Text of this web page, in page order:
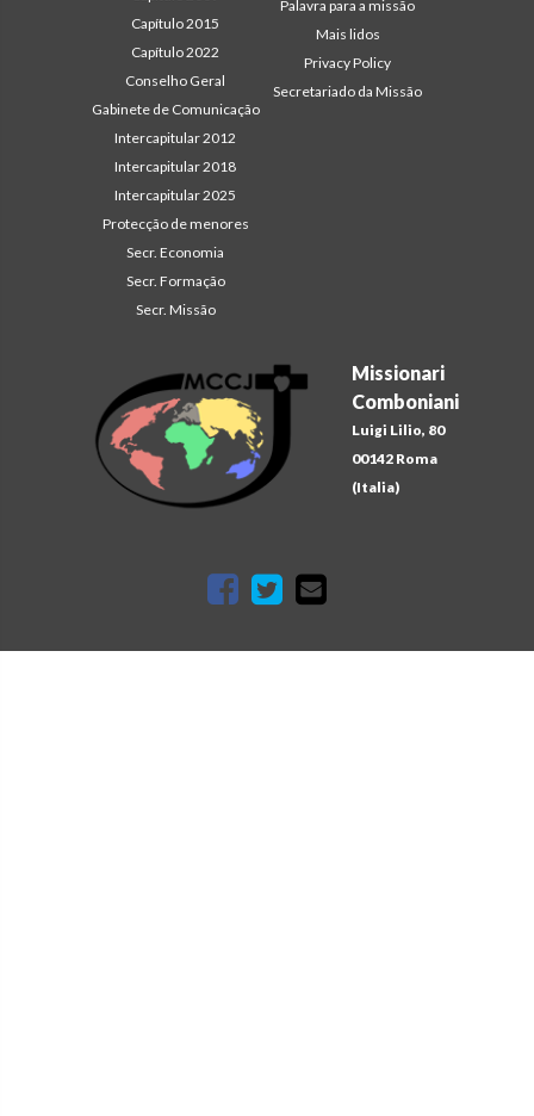
Missionari
Comboniani
Luigi Lilio, 80
00142 Roma
(Italia)
Capítulo 2015
Capítulo 2022
Conselho Geral
Gabinete de Comunicação
Intercapitular 2012
Intercapitular 2018
Intercapitular 2025
Protecção de menores
Secr. Economia
Secr. Formação
Secr. Missão
Palavra para a missão
Mais lidos
Privacy Policy
Secretariado da Missão